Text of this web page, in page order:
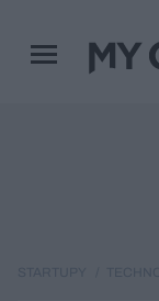
Menu główne